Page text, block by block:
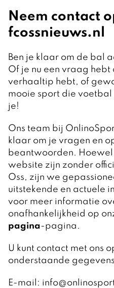
Neem contact
fcossnieuws.nl
Ben je klaar om de bal
Of je nu een vraag hebt
verhaaltip hebt, of
mooie sport die
je!
Ons team bij
klaar om je vragen en
beantwoorden.
website zijn zonder
Oss, zijn we
uitstekende en actuele
voor meer informatie
onafhankelijkheid op
pagina-pagina.
U kunt contact met ons
onderstaande
E-mail: